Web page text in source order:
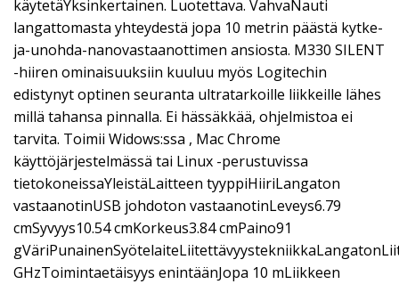
käytetäYksinkertainen. Luotettava. VahvaNauti
langattomasta yhteydestä jopa 10 metrin päästä kytke-
ja-unohda-nanovastaanottimen ansiosta. M330 SILENT
-hiiren ominaisuuksiin kuuluu myös Logitechin
edistynyt optinen seuranta ultratarkoille liikkeille lähes
millä tahansa pinnalla. Ei hässäkkää, ohjelmistoa ei
tarvita. Toimii Widows:ssa , Mac Chrome
käyttöjärjestelmässä tai Linux -perustuvissa
tietokoneissaYleistäLaitteen tyyppiHiiriLangaton
vastaanotinUSB johdoton vastaanotinLeveys6.79
cmSyvyys10.54 cmKorkeus3.84 cmPaino91
GHzToimintaetäisyys enintäänJopa 10 mLiikkeen